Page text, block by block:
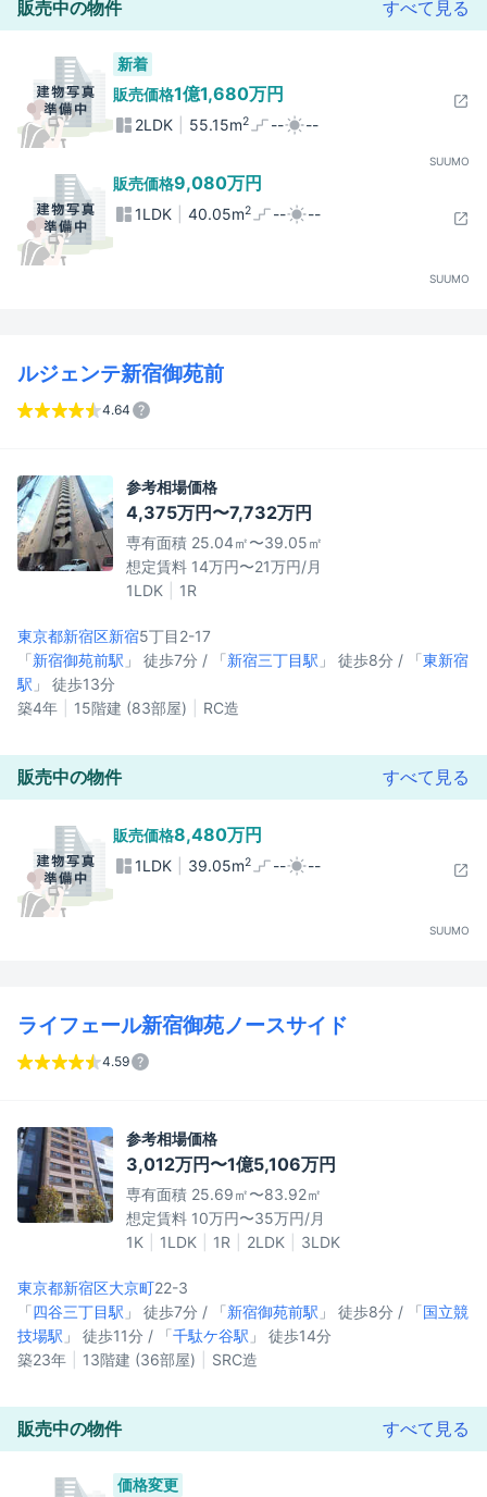
販売中の物件 すべて見る
新着
販売価格1億1,680万円
2LDK 55.15m2 -- --
SUUMO
販売価格9,080万円
1LDK 40.05m2 -- --
SUUMO
ルジェンテ新宿御苑前
4.64
参考相場価格
4,375万円〜7,732万円
専有面積 25.04㎡〜39.05㎡
想定賃料 14万円〜21万円/月
1LDK
1R
東京都新宿区新宿5丁目2-17
「新宿御苑前駅 」 徒歩7分 / 「新宿三丁目駅 」 徒歩8分 / 「東新宿
駅 」 徒歩13分
築4年
15階建 (83部屋) RC造
販売中の物件 すべて見る
販売価格8,480万円
1LDK 39.05m2 -- --
SUUMO
ライフェール新宿御苑ノースサイド
4.59
参考相場価格
3,012万円〜1億5,106万円
専有面積 25.69㎡〜83.92㎡
想定賃料 10万円〜35万円/月
1K
1LDK 1R 2LDK 3LDK
東京都新宿区大京町22-3
「四谷三丁目駅 」 徒歩7分 / 「新宿御苑前駅 」 徒歩8分 / 「国立競
技場駅 」 徒歩11分 / 「千駄ケ谷駅 」 徒歩14分
築23年
13階建 (36部屋) SRC造
販売中の物件 すべて見る
価格変更